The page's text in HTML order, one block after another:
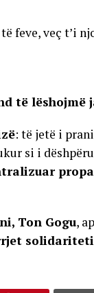
feve, veç t’i
të lëshojmë
: të jetë i
si i
Ton Gogu,